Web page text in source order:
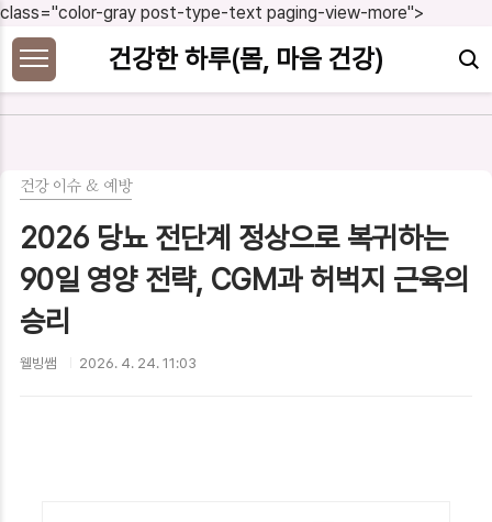
class="color-gray post-type-text paging-view-more">
본문 바로가기
건강한 하루(몸, 마음 건강)
건강 이슈 & 예방
2026 당뇨 전단계 정상으로 복귀하는
90일 영양 전략, CGM과 허벅지 근육의
승리
웰빙쌤 2026. 4. 24. 11:03